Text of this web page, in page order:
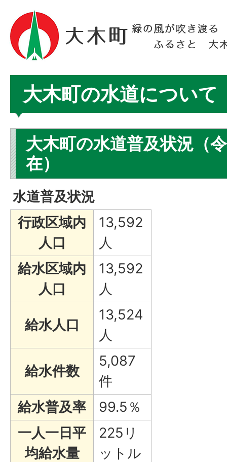
大木町の水道について
大木町の水道普及状況（
在）
水道普及状況
行政区域内
人口
13,592
人
給水区域内
人口
13,592
人
給水人口
13,524
人
給水件数
5,087
件
給水普及率
99.5％
一人一日平
均給水量
225リ
ットル